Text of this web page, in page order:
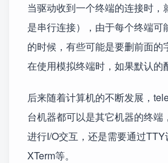
当驱动收到一个终端的连接时
是串行连接），由于每个终端
的时候，有些可能是要删前面
在使用模拟终端时，如果默认的
后来随着计算机的不断发展，
台机器都可以是其它机器的终
进行I/O交互，还是需要通过
XTerm等。